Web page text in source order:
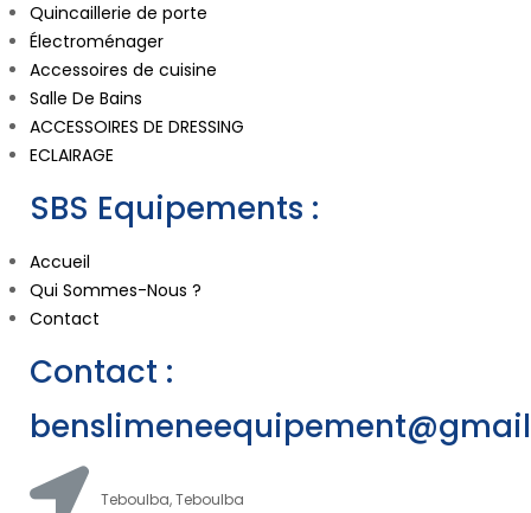
Quincaillerie de porte
Électroménager
Accessoires de cuisine
Salle De Bains
ACCESSOIRES DE DRESSING
ECLAIRAGE
SBS Equipements :
Accueil
Qui Sommes-Nous ?
Contact
Contact :
Teboulba, Teboulba